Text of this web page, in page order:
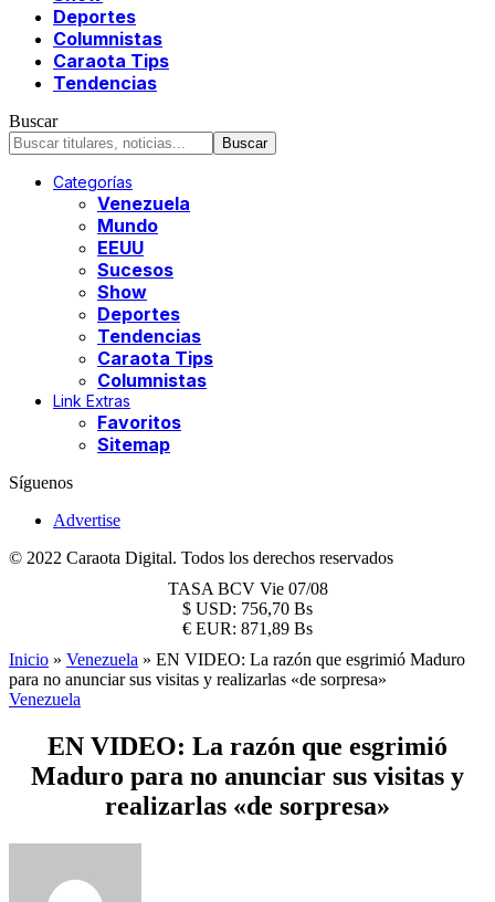
Deportes
Columnistas
Caraota Tips
Tendencias
Buscar
Categorías
Venezuela
Mundo
EEUU
Sucesos
Show
Deportes
Tendencias
Caraota Tips
Columnistas
Link Extras
Favoritos
Sitemap
Síguenos
Advertise
© 2022 Caraota Digital. Todos los derechos reservados
TASA BCV Vie 07/08
$ USD: 756,70 Bs
€ EUR: 871,89 Bs
Inicio » Venezuela » EN VIDEO: La razón que esgrimió Maduro
para no anunciar sus visitas y realizarlas «de sorpresa»
Venezuela
EN VIDEO: La razón que esgrimió
Maduro para no anunciar sus visitas y
realizarlas «de sorpresa»